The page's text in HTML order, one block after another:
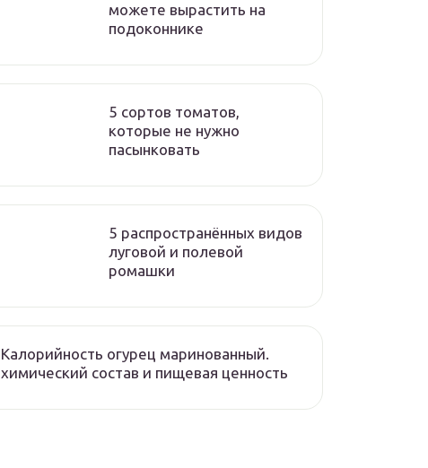
можете вырастить на
подоконнике
5 сортов томатов,
которые не нужно
пасынковать
5 распространённых видов
луговой и полевой
ромашки
Калорийность огурец маринованный.
химический состав и пищевая ценность